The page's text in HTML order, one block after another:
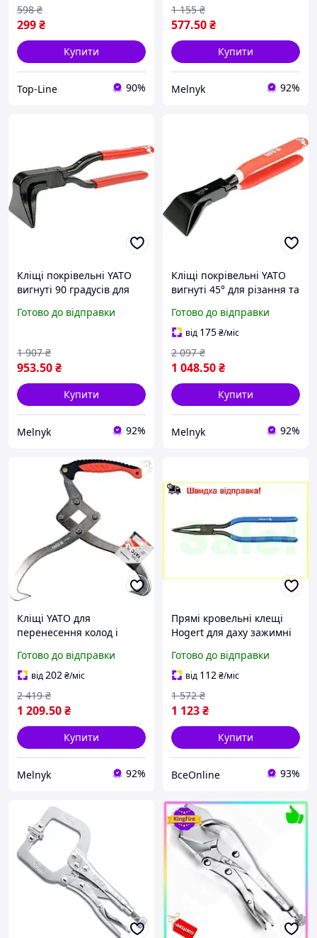
HRC 44-48
299₴
598 ₴
Купити
Top-Line 90%
577.50₴
1 155 ₴
Купити
Melnyk 92%
Кліщі покрівельні YATO
вигнуті 90 градусів для
металевих аркушів 260
Готово до відправки
953.50₴
1 907 ₴
Купити
Melnyk 92%
Кліщі покрівельні YATO
вигнуті 45° для різання та
аркушів 280 мм
Готово до відправки
від 175₴/міс
1 048.50₴
2 097 ₴
Купити
Melnyk 92%
Кліщі YATO для
перенесення колод і
міцна конструкція для
слюсарних і монтажних
робіт
Готово до відправки
від202₴/міс
1 209.50₴
2 419 ₴
Купити
Melnyk 92%
Прямі кровельні клещі
Hogert для даху зажимні
монтажу даху клещі для
металу
Готово до відправки
від 112₴/міс
1 123₴
1 572 ₴
Купити
ВсеOnline 93%